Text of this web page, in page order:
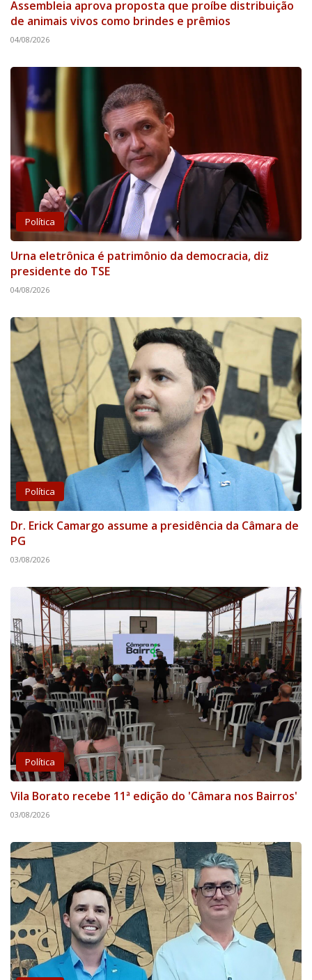
Assembleia aprova proposta que proíbe distribuição
de animais vivos como brindes e prêmios
04/08/2026
Política
Urna eletrônica é patrimônio da democracia, diz
presidente do TSE
04/08/2026
Política
Dr. Erick Camargo assume a presidência da Câmara de
PG
03/08/2026
Política
Vila Borato recebe 11ª edição do 'Câmara nos Bairros'
03/08/2026